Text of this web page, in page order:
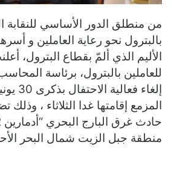
من منطلق الدور الأساسي للنقابة
بالبترول نحو رعاية العاملين و
الأليم الذي ألمّ بقطاع البترول،
للعاملين بالبترول، برئاسة
إلغاء
المزمع إقامتها غدا الثلاثاء ،
منطقة جبل الزيت شمال البحر